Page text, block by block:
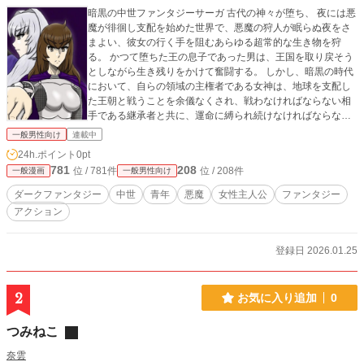
暗黒の中世ファンタジーサーガ 古代の神々が堕ち、 夜には悪
魔が徘徊し支配を始めた世界で、悪魔の狩人が眠らぬ夜をさ
まよい、彼女の行く手を阻むあらゆる超常的な生き物を狩
る。 かつて堕ちた王の息子であった男は、王国を取り戻そう
としながら生き残りをかけて奮闘する。 しかし、暗黒の時代
において、自らの領域の主権者である女神は、地球を支配し
た王朝と戦うことを余儀なくされ、戦わなければならない相
手である継承者と共に、運命に縛られ続けなければならな
い。 サガ・オブ・リリス -中世ダークファンタジー- は、女神
るを得ない家族のサーガでもある。
一般男性向け 連載中
24h.ポイント 0pt
一般漫画 781 位 / 781件 一般男性向け 208 位 / 208件
ダークファンタジー 中世 青年 悪魔 女性主人公
ファンタジー
アクション
登録日 2026.01.25
2 お気に入り追加 0
つみねこ
奈雲